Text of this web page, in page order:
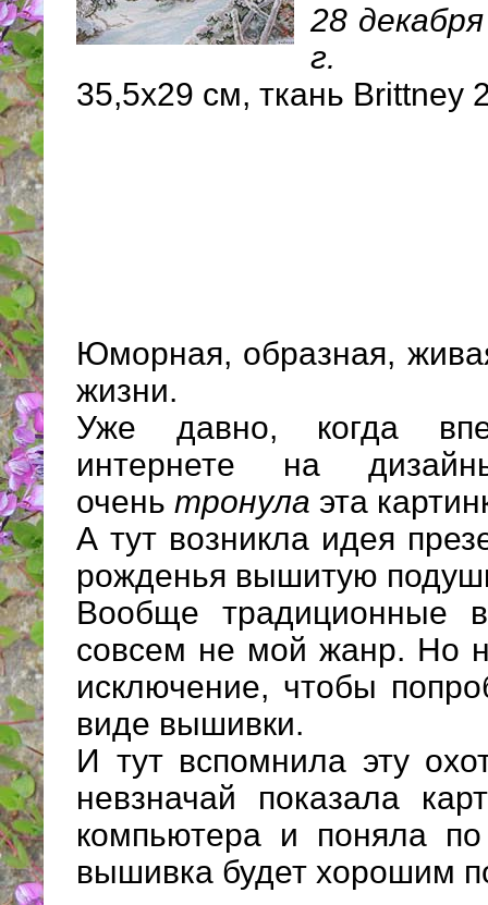
28
г.
35,5х29 см, ткань Brittney
Юморная, образная,
жизни.
Уже давно, когда
интернете на
очень тронула эта
А тут возникла идея
рожденья вышитую
Вообще традиционные
совсем не мой жанр. Но
исключение, чтобы
виде вышивки.
И тут вспомнила эту
невзначай показала
компьютера и поняла
вышивка будет хорошим